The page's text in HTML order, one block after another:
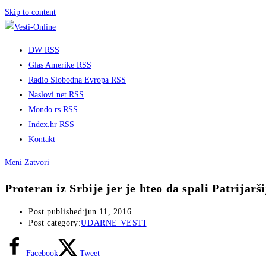
Skip to content
DW RSS
Glas Amerike RSS
Radio Slobodna Evropa RSS
Naslovi.net RSS
Mondo.rs RSS
Index.hr RSS
Kontakt
Meni Zatvori
Proteran iz Srbije jer je hteo da spali
Post published:jun 11, 2016
Post category:UDARNE VESTI
Facebook Tweet